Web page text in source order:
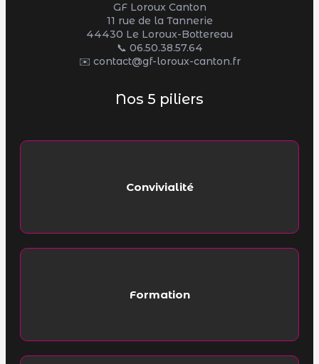
GF Loroux Canton
11 rue de la Tannerie
44430 Le Loroux-Bottereau
📞 06.50.38.57.64
✉️ contact@gf-loroux-canton.fr
Nos 5 piliers
Convivialité
Formation